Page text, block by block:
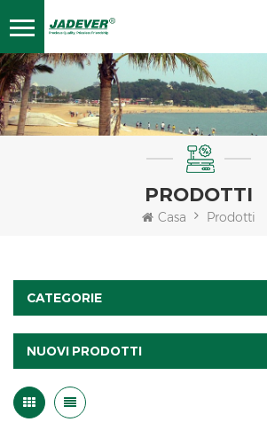
PRODOTTI
Casa Prodotti
CATEGORIE
NUOVI PRODOTTI